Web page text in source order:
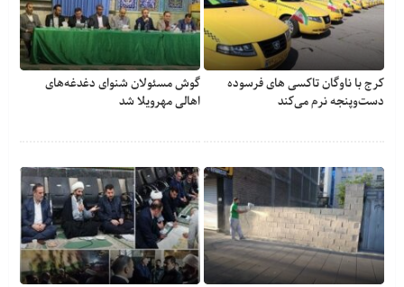
کرج با ناوگان تاکسی های فرسوده
دست‌وپنجه نرم می‌کند
گوش مسئولان شنوای دغدغه‎‌های
اهالی مهرویلا شد